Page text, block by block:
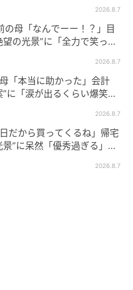
してニンジン拒否！
は怖がりだったのが、
ケンカっぱやい」一面
、飼育員に対しても
す。あどけない顔から
器の「お粥」
2026.8.7
の母「なんでーー！？」目
の光景”に「全力で笑っ
2026.8.7
「本当に助かった」会計
に「涙が出るくらい爆笑」
2026.8.7
だから買ってくるね」帰宅
”に呆然「優秀過ぎる」
2026.8.7